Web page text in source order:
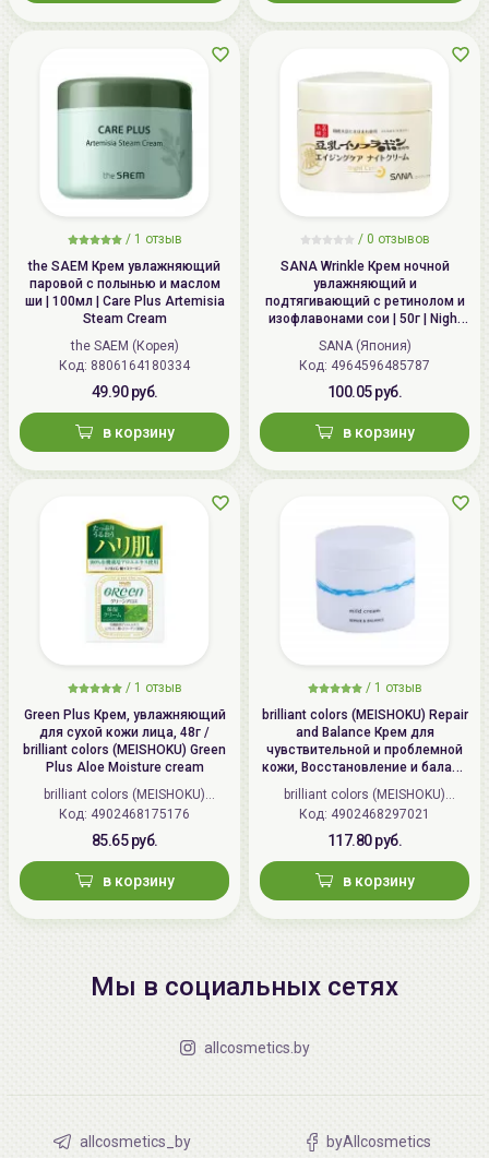
/ 1 отзыв
the SAEM Крем увлажняющий
паровой с полынью и маслом
ши | 100мл | Care Plus Artemisia
Steam Cream
the SAEM (Корея)
Код: 8806164180334
49.90 руб.
в корзину
/ 0 отзывов
SANA Wrinkle Крем ночной
увлажняющий и
подтягивающий с ретинолом и
изофлавонами сои | 50г | Night
Wrinkle Cream
SANA (Япония)
Код: 4964596485787
100.05 руб.
в корзину
/ 1 отзыв
Green Plus Крем, увлажняющий
для сухой кожи лица, 48г /
brilliant colors (MEISHOKU) Green
Plus Aloe Moisture cream
brilliant colors (MEISHOKU)
(Япония)
Код: 4902468175176
85.65 руб.
в корзину
/ 1 отзыв
brilliant colors (MEISHOKU) Repair
and Balance Крем для
чувствительной и проблемной
кожи, Восстановление и баланс
| 45г | Repair and Balance Mild
Cream
brilliant colors (MEISHOKU)
(Япония)
Код: 4902468297021
117.80 руб.
в корзину
Мы в социальных сетях
allcosmetics.by
allcosmetics_by byAllcosmetics